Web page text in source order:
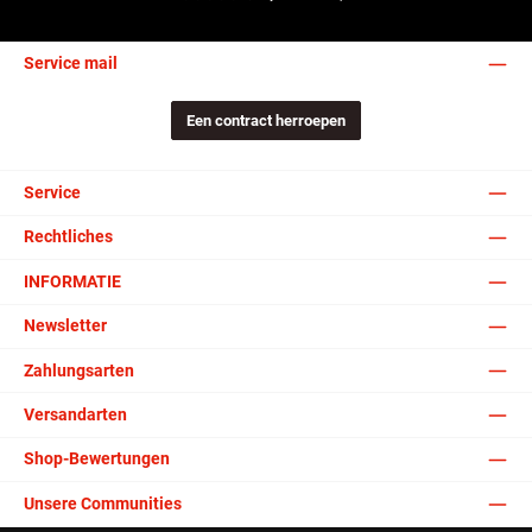
Service mail
Een contract herroepen
Service
Rechtliches
INFORMATIE
Newsletter
Zahlungsarten
Versandarten
Shop-Bewertungen
Unsere Communities